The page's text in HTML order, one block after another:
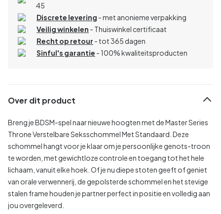
45
Discrete levering - met anonieme verpakking
Veilig winkelen - Thuiswinkel certificaat
Recht op retour - tot 365 dagen
Sinful's garantie - 100% kwaliteitsproducten
Over dit product
Breng je BDSM-spel naar nieuwe hoogten met de Master Series
Throne Verstelbare Seksschommel Met Standaard. Deze
schommel hangt voor je klaar om je persoonlijke genots-troon
te worden, met gewichtloze controle en toegang tot het hele
lichaam, vanuit elke hoek. Of je nu diepe stoten geeft of geniet
van orale verwennerij, de gepolsterde schommel en het stevige
stalen frame houden je partner perfect in positie en volledig aan
jou overgeleverd.